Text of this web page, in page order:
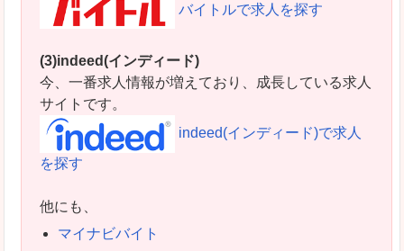
バイトルで求人を探す
(3)indeed(インディード)
今、一番求人情報が増えており、成長している求人
サイトです。
indeed(インディード)で求人
を探す
他にも、
マイナビバイト